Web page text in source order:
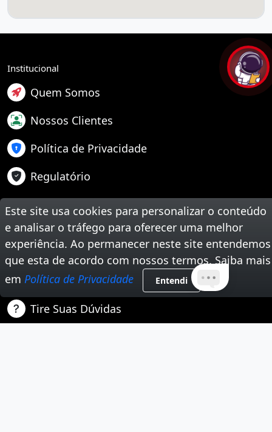
Este site usa cookies para personalizar o conteúdo
e analisar o tráfego para oferecer uma melhor
experiência. Ao permanecer neste site entendemos
que esta de acordo com nossos termos. Saiba mais
em Política de Privacidade Entendi
Institucional
Quem Somos
Nossos Clientes
Política de Privacidade
Regulatório
Suporte
Teste Sua Velocidade
Segunda Via de Boleto
Trabalhe Conosco
Tire Suas Dúvidas